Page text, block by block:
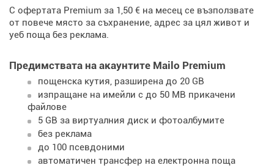
С офертата Premium за 1,50 € на месец се възползвате
от повече място за съхранение, адрес за цял живот и
уеб поща без реклама.
Предимствата на акаунтите Mailo Premium
пощенска кутия, разширена до 20 GB
изпращане на имейли с до 50 MB прикачени
файлове
5 GB за виртуалния диск и фотоалбумите
без реклама
до 100 псевдоними
автоматичен трансфер на електронна поща